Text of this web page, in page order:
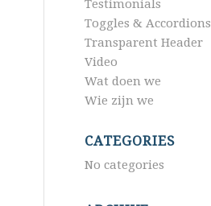
Testimonials
Toggles & Accordions
Transparent Header
Video
Wat doen we
Wie zijn we
CATEGORIES
No categories